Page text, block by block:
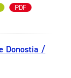
PDF
Donostia /